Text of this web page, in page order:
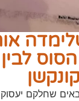
שחלקם יעסוק